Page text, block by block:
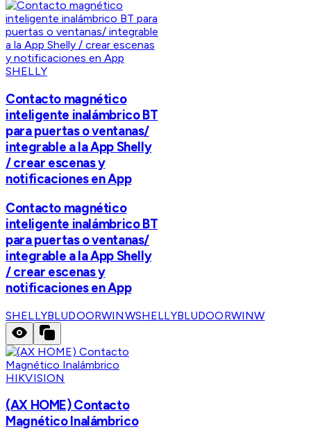
SHELLY
Contacto magnético
inteligente inalámbrico BT
para puertas o ventanas/
integrable a la App Shelly
/ crear escenas y
notificaciones en App
Contacto magnético
inteligente inalámbrico BT
para puertas o ventanas/
integrable a la App Shelly
/ crear escenas y
notificaciones en App
SHELLYBLUDOORWINWSHELLYBLUDOORWINW
HIKVISION
(AX HOME) Contacto
Magnético Inalámbrico